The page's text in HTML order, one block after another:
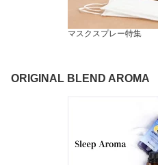
マスクスプレー特集
ORIGINAL BLEND AROMA